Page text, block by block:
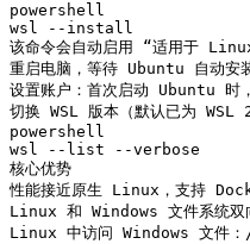
powershell
wsl --install
该命令会自动启用 “适用于
重启电脑，等待 Ubuntu 自动安装
设置账户：首次启动 Ubuntu 时
切换 WSL 版本（默认已为 WSL
powershell
wsl --list --verbose
核心优势
性能接近原生 Linux，支持
Linux 和 Windows 文件系统双
Linux 中访问 Windows 文件